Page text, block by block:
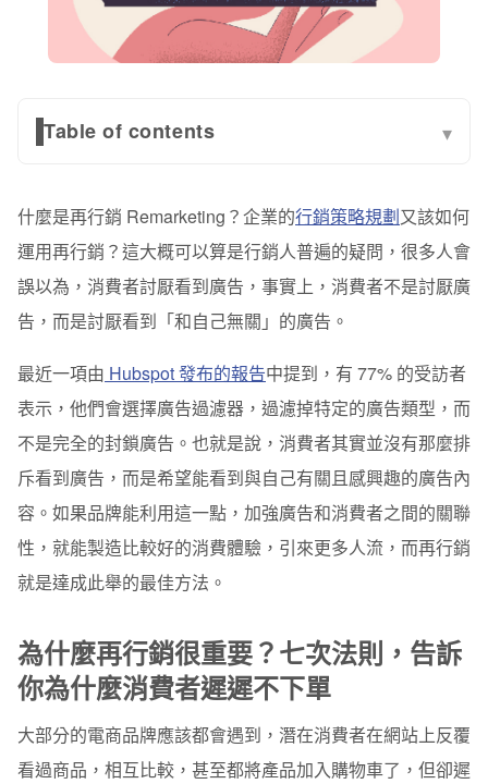
Table of contents ▾
什麼是再行銷 Remarketing？用再行銷鎖定潛在客戶
再行銷廣告，可以透過多種的行銷媒介與消費者溝通
二、Email 再行銷
三、Google Ads 關鍵字搜尋廣告再行銷
四、Youtube 影片再行銷
五、Chatbot 聊天機器人再行銷
六、電話、SMS 簡訊再行銷
一、像素追蹤再行銷廣告：自動追蹤網頁訪客，離開
後，投放再行銷廣告
二、顧客名單再行銷廣告：先蒐集顧客名單，在廣告後
什麼是再行銷 Remarketing？企業的行銷策略規劃又該如何
運用再行銷？這大概可以算是行銷人普遍的疑問，很多人會
誤以為，消費者討厭看到廣告，事實上，消費者不是討厭廣
告，而是討厭看到「和自己無關」的廣告。
最近一項由 Hubspot 發布的報告中提到，有 77% 的受訪者
表示，他們會選擇廣告過濾器，過濾掉特定的廣告類型，而
不是完全的封鎖廣告。也就是說，消費者其實並沒有那麼排
斥看到廣告，而是希望能看到與自己有關且感興趣的廣告內
容。如果品牌能利用這一點，加強廣告和消費者之間的關聯
性，就能製造比較好的消費體驗，引來更多人流，而再行銷
就是達成此舉的最佳方法。
為什麼再行銷很重要？七次法則，告訴
你為什麼消費者遲遲不下單
大部分的電商品牌應該都會遇到，潛在消費者在網站上反覆
看過商品，相互比較，甚至都將產品加入購物車了，但卻遲